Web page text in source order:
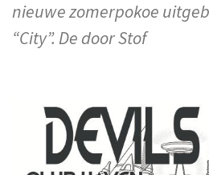
nieuwe zomerpokoe
“City”. De door Stof